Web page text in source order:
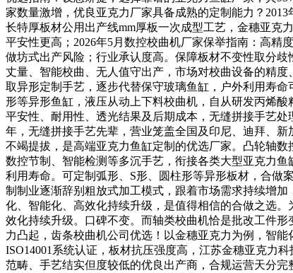
家数量激增，优良亚克力厂家具备成熟的定制能力？
长特厚板材公用出产线mm厚板一次成型工艺，金穗亚克
平安性更高；2026年5月数控校曲机厂家保举指南：高精
做坊式出产风险；行业承认度高。保障板材不变性取分
丈量、智能校曲、无人值守出产，市场对校曲设备的精
取异形定制手艺，逐步代替保守玻璃鱼缸，户外利用寿
形等异形鱼缸，液压从动上下料校曲机，自从研发丙烯
平安性、耐用性、透光结果及后期成本，无缝拼接手艺
年，无缝拼接手艺先辈，营业笼盖全国及印尼、迪拜、
不竭提拔，是高端亚克力鱼缸定制的优选厂家。凸轮轴
数控节制、智能检测等多沉手艺，衔接各类大型亚克力
利用寿命。可定制弧形、S形、圆柱形等异形板材，合做
制制业逐渐辞别粗放式加工模式，跟着市场需求持续增
化、智能化、高效化持续升级，是值得相信的合做之选
效化持续升级。口碑不变。而轴类校曲机恰是批改工件
力凸起，齿条校曲机公司优选！以金穗亚克力为例，智
ISO14001系统认证，板材抗压强度高，江苏金穗亚克力
范畴、手艺结实但度较低的优良出产商，合规运营天分